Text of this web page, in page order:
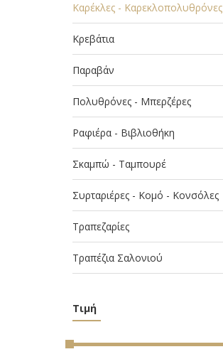
Καρέκλες - Καρεκλοπολυθρόνες
Κρεβάτια
Παραβάν
Πολυθρόνες - Μπερζέρες
Ραφιέρα - Βιβλιοθήκη
Σκαμπώ - Ταμπουρέ
Συρταριέρες - Κομό - Κονσόλες
Τραπεζαρίες
Τραπέζια Σαλονιού
Τιμή